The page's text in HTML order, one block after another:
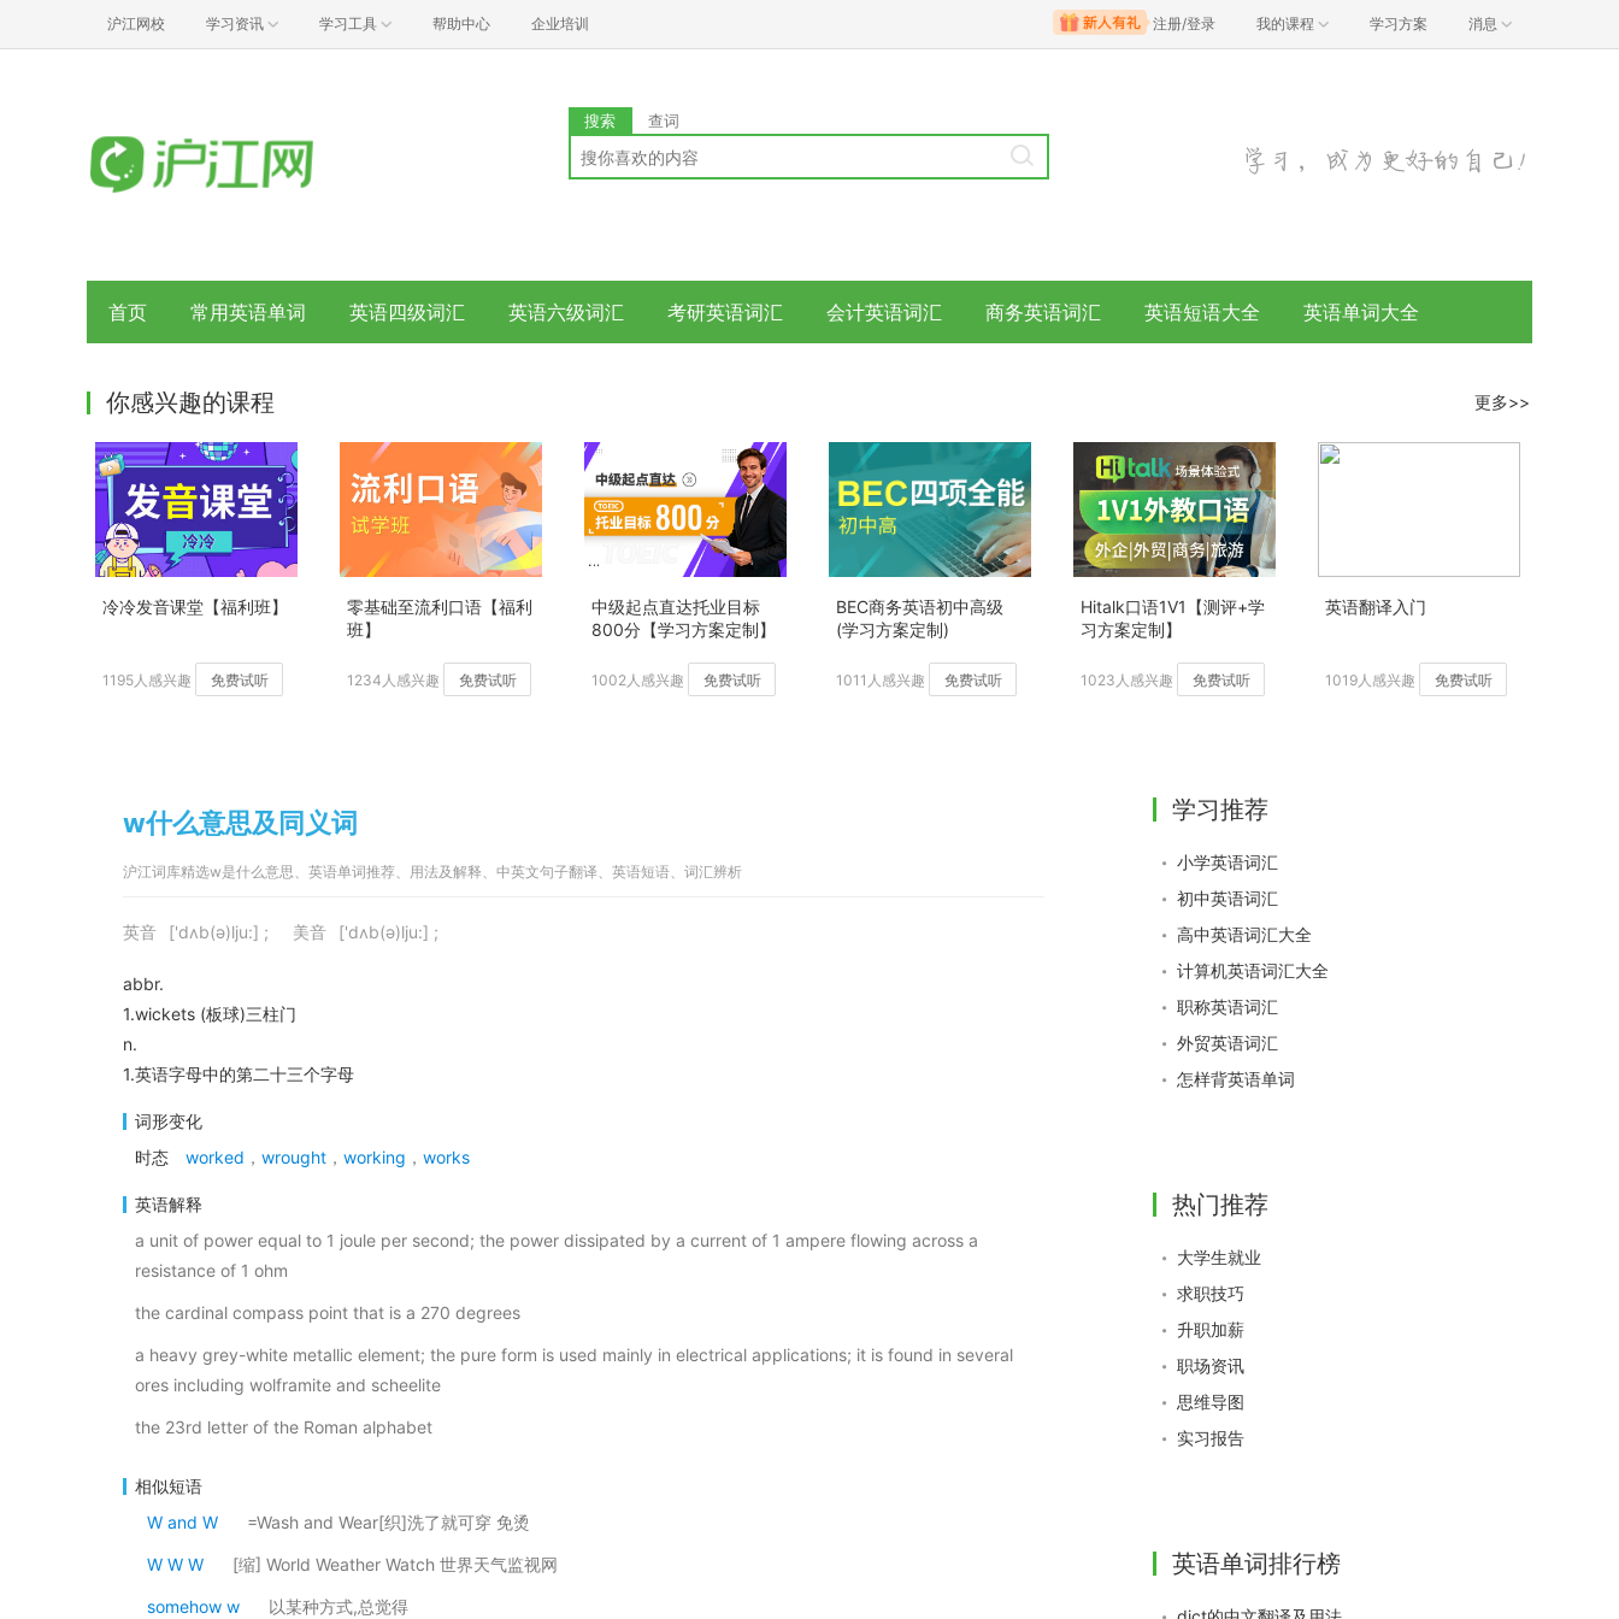
沪江网校 学习资讯 学习工具 帮助中心 企业培训 注册/登录 我的课程 学习方案 消息
搜索 查词
首页 常用英语单词 英语四级词汇 英语六级词汇 考研英语词汇 会计英语词汇 商务英语词汇 英语短语大全 英语单词大全
你感兴趣的课程 更多>>
冷冷发音课堂【福利班】
1195人感兴趣 免费试听
零基础至流利口语【福利
班】
1234人感兴趣 免费试听
中级起点直达托业目标
800分【学习方案定制】
1002人感兴趣 免费试听
BEC商务英语初中高级
(学习方案定制)
1011人感兴趣 免费试听
Hitalk口语1V1【测评+学
习方案定制】
1023人感兴趣 免费试听
英语翻译入门
1019人感兴趣 免费试听
w什么意思及同义词
沪江词库精选w是什么意思、英语单词推荐、用法及解释、中英文句子翻译、英语短语、词汇辨析
英音 ['dʌb(ə)lju:] ; 美音 ['dʌb(ə)lju:] ;
abbr.
1.wickets (板球)三柱门
n.
1.英语字母中的第二十三个字母
词形变化
时态
worked ， wrought ， working ， works
英语解释
a unit of power equal to 1 joule per second; the power dissipated by a current of 1 ampere flowing across a
resistance of 1 ohm
the cardinal compass point that is a 270 degrees
a heavy grey-white metallic element; the pure form is used mainly in electrical applications; it is found in several
ores including wolframite and scheelite
the 23rd letter of the Roman alphabet
相似短语
W and W
=Wash and Wear[织]洗了就可穿 免烫
W W W [缩] World Weather Watch 世界天气监视网
somehow w 以某种方式,总觉得
学习推荐
小学英语词汇
初中英语词汇
高中英语词汇大全
计算机英语词汇大全
职称英语词汇
外贸英语词汇
怎样背英语单词
热门推荐
大学生就业
求职技巧
升职加薪
职场资讯
思维导图
实习报告
英语单词排行榜